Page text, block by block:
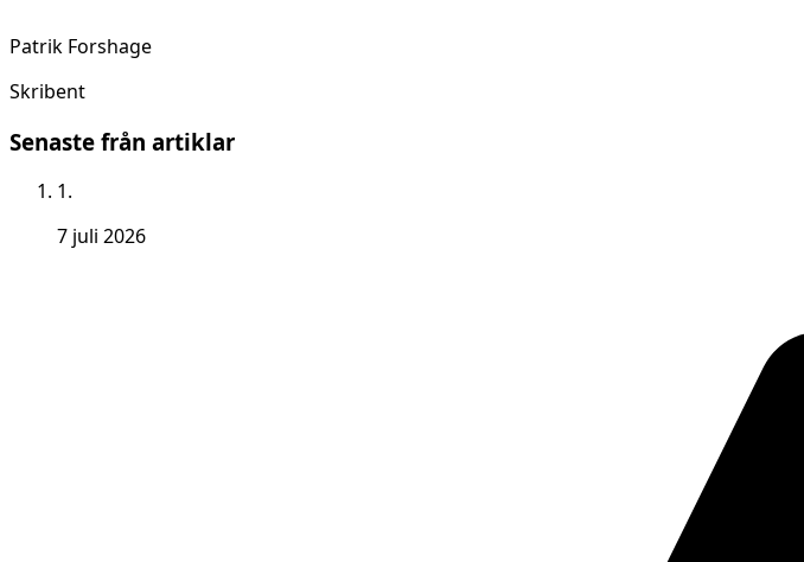
Patrik Forshage
Skribent
Senaste från artiklar
1.
7 juli 2026